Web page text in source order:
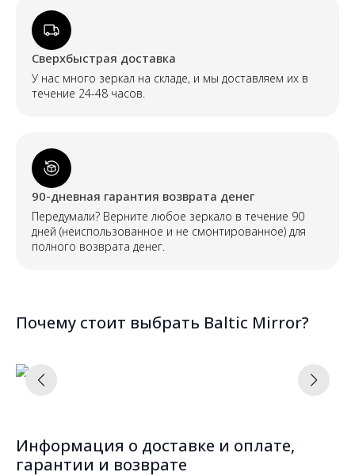
Сверхбыстрая доставка
У нас много зеркал на складе, и мы доставляем их в
течение 24-48 часов.
90-дневная гарантия возврата денег
Передумали? Верните любое зеркало в течение 90
дней (неиспользованное и не смонтированное) для
полного возврата денег.
Почему стоит выбрать Baltic Mirror?
Информация о доставке и оплате,
гарантии и возврате